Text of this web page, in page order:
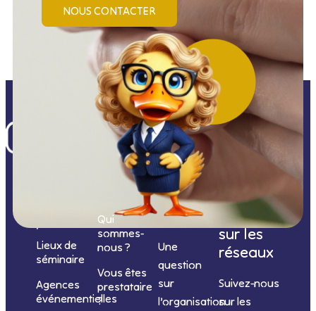
NOUS CONTACTER
prestations
Lieux de
séminaire
Agences
événementielles
Informations
Qui
sommes-
nous ?
Vous êtes
prestataire
?
Nous
contacter
Une
question
sur
l’organisation
Nous
suivre
sur les
réseaux
Suivez-nous
sur les